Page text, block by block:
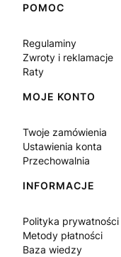
Linki w stopce
POMOC
Regulaminy
Zwroty i reklamacje
Raty
MOJE KONTO
Twoje zamówienia
Ustawienia konta
Przechowalnia
INFORMACJE
Polityka prywatności
Metody płatności
Baza wiedzy